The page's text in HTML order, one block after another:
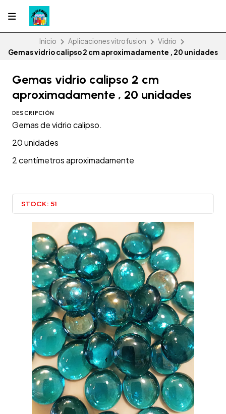
Inicio Aplicaciones vitrofusion
Vidrio
Gemas vidrio calipso 2 cm aproximadamente , 20 unidades
Gemas vidrio calipso 2 cm
aproximadamente , 20 unidades
DESCRIPCIÓN
Gemas de vidrio calipso.
20 unidades
2 centímetros aproximadamente
STOCK: 51